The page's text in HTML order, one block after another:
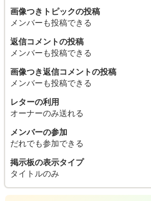
画像つきトピックの投稿
メンバーも投稿できる
返信コメントの投稿
メンバーも投稿できる
画像つき返信コメントの投稿
メンバーも投稿できる
レターの利用
オーナーのみ送れる
メンバーの参加
だれでも参加できる
掲示板の表示タイプ
タイトルのみ